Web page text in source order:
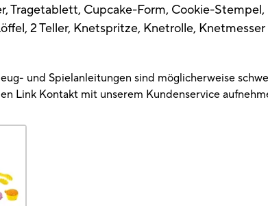
Tragetablett, Cupcake-Form, Cookie-
2 Teller, Knetspritze, Knetrolle,
und Spielanleitungen sind möglicherweise
Link Kontakt mit unserem Kundenservice